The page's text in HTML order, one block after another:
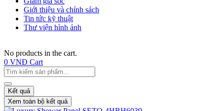
Giới thiệu và chính sách
Tin tức kỹ thuật
Thư viện hình ảnh
No products in the cart.
0 VNĐ Cart
Kết quả
Xem toàn bộ kết quả